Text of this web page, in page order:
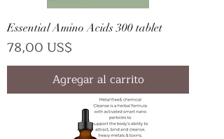
Essential Amino Acids 300 tablet
Precio
78,00 US$
Agregar al carrito